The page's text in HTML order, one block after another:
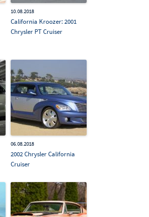
10.08.2018
California Kroozer: 2001
Chrysler PT Cruiser
06.08.2018
2002 Chrysler California
Cruiser